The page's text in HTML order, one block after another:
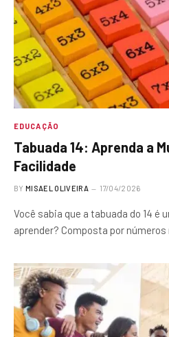
EDUCAÇÃO
Tabuada 14: Aprenda a
Facilidade
BY MISAEL OLIVEIRA 17/04/2026
Você sabia que a tabuada do 14 é
aprender? Composta por